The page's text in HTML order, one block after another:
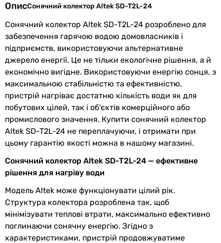
трубок
Тип трубок коаксіальні вакуумні heat pipe
ККД 95 %
Апертурна
площа
2.26 м²
Матеріал рами
Виробництво Китай
Комплектація
бак для води (накопичувач),
вакуумних трубок,
наповнювальний бак, магнієвий
анод, інструкція, електронний
контролер, ТЕН (опція)
ОписСонячний колектор Altek SD-T2L-24
Сонячний колектор Altek SD-T2L-24 розроблено для
забезпечення гарячою водою домовласників і
підприємств, використовуючи альтернативне
джерело енергії. Це не тільки екологічне рішення, а й
економічно вигідне. Використовуючи енергію сонця, з
максимальною стабільністю та ефективністю,
пристрій нагріває достатню кількість води як для
побутових цілей, так і об'єктів комерційного або
промислового значення. Купити сонячний колектор
Altek SD-T2L-24 не переплачуючи, і отримати при
цьому гарантію якості можна в нашому магазині.
Сонячний колектор Altek SD-T2L-24 — ефективне
рішення для нагріву води
Модель Altek може функціонувати цілий рік.
Структура колектора розроблена так, щоб
мінімізувати теплові втрати, максимально ефективно
поглинаючи сонячну енергію. Згідно з
характеристиками, пристрій продовжуватиме